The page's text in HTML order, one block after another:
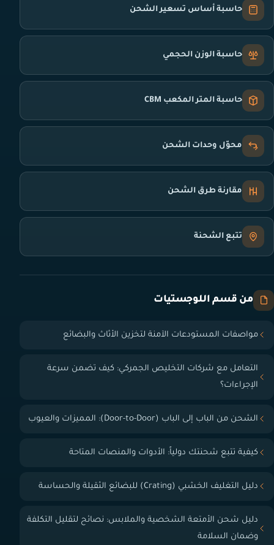
حاسبة أساس تسعير الشحن
حاسبة الوزن الحجمي
حاسبة المتر المكعب CBM
محوّل وحدات الشحن
مقارنة طرق الشحن
تتبع الشحنة
من قسم اللوجستيات
مواصفات المستودعات الآمنة لتخزين الأثاث والبضائع
التعامل مع شركات التخليص الجمركي: كيف تضمن سرعة
الإجراءات؟
الشحن من الباب إلى الباب (Door-to-Door): المميزات والعيوب
كيفية تتبع شحنتك دولياً: الأدوات والمنصات المتاحة
دليل التغليف الخشبي (Crating) للبضائع الثقيلة والحساسة
دليل شحن الأمتعة الشخصية والملابس: نصائح لتقليل التكلفة
وضمان السلامة